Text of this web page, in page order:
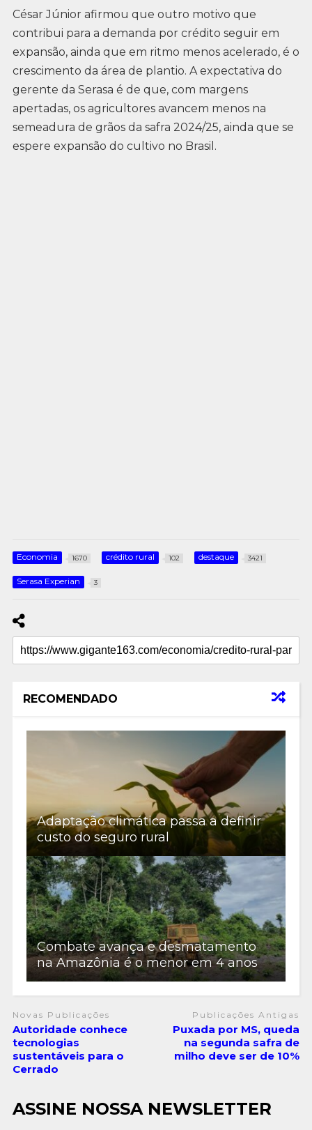
César Júnior afirmou que outro motivo que
contribui para a demanda por crédito seguir em
expansão, ainda que em ritmo menos acelerado, é o
crescimento da área de plantio. A expectativa do
gerente da Serasa é de que, com margens
apertadas, os agricultores avancem menos na
semeadura de grãos da safra 2024/25, ainda que se
espere expansão do cultivo no Brasil.
Economia 1670 crédito rural 102 destaque 3421
Serasa Experian 3
RECOMENDADO
Adaptação climática passa a definir
custo do seguro rural
Combate avança e desmatamento
na Amazônia é o menor em 4 anos
Novas Publicações
Autoridade conhece
tecnologias
sustentáveis para o
Cerrado
Publicações Antigas
Puxada por MS, queda
na segunda safra de
milho deve ser de 10%
ASSINE NOSSA NEWSLETTER